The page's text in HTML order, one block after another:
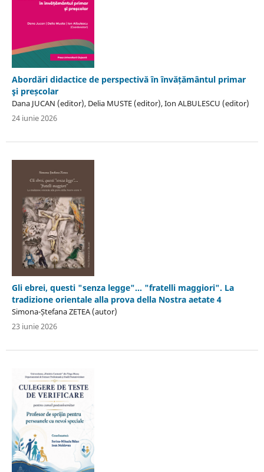
Abordări didactice de perspectivă în învățământul primar
şi preșcolar
Dana JUCAN (editor), Delia MUSTE (editor), Ion ALBULESCU (editor)
24 iunie 2026
Gli ebrei, questi "senza legge"… "fratelli maggiori". La
tradizione orientale alla prova della Nostra aetate 4
Simona-Ștefana ZETEA (autor)
23 iunie 2026